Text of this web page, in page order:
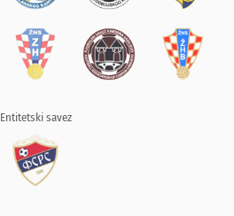
Entitetski savez